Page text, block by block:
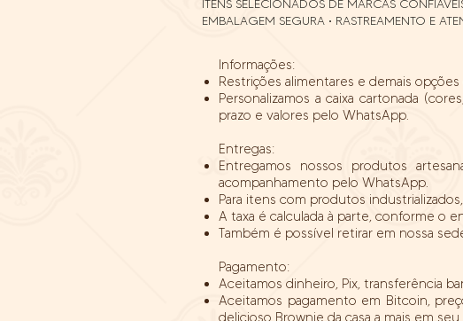
ITENS SELECIONADOS DE MARCAS
EMBALAGEM SEGURA • RASTREAMENTO E
Informações:
Restrições alimentares e demais
Personalizamos a caixa cartonada
prazo e valores pelo WhatsApp.
Entregas:
Entregamos nossos produtos
acompanhamento pelo WhatsApp.
Para itens com produtos
A taxa é calculada à parte, conforme o
Também é possível retirar em nossa
Pagamento:
Aceitamos dinheiro, Pix, transferência
Aceitamos pagamento em Bitcoin,
delicioso Brownie da casa a mais em